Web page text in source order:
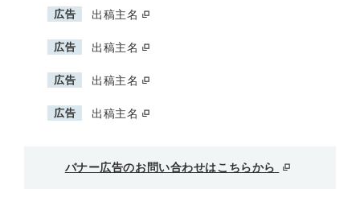
広告 出稿主名
広告 出稿主名
広告 出稿主名
広告 出稿主名
バナー広告のお問い合わせはこちらから